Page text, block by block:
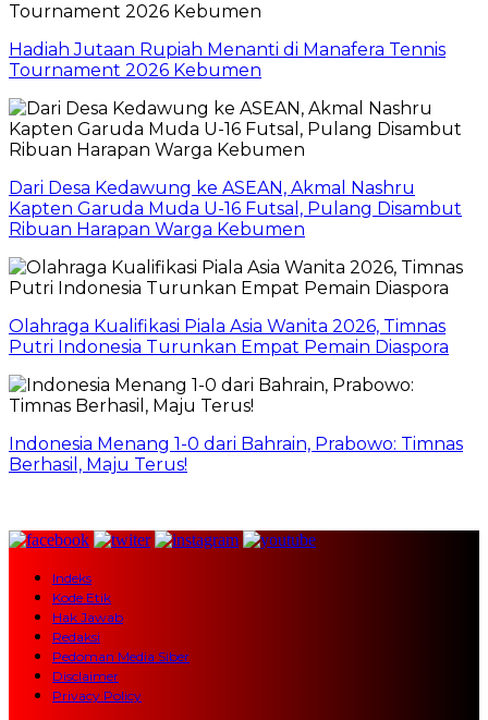
Hadiah Jutaan Rupiah Menanti di Manafera Tennis
Tournament 2026 Kebumen
Dari Desa Kedawung ke ASEAN, Akmal Nashru
Kapten Garuda Muda U-16 Futsal, Pulang Disambut
Ribuan Harapan Warga Kebumen
Olahraga Kualifikasi Piala Asia Wanita 2026, Timnas
Putri Indonesia Turunkan Empat Pemain Diaspora
Indonesia Menang 1-0 dari Bahrain, Prabowo: Timnas
Berhasil, Maju Terus!
Indeks
Kode Etik
Hak Jawab
Redaksi
Pedoman Media Siber
Disclaimer
Privacy Policy